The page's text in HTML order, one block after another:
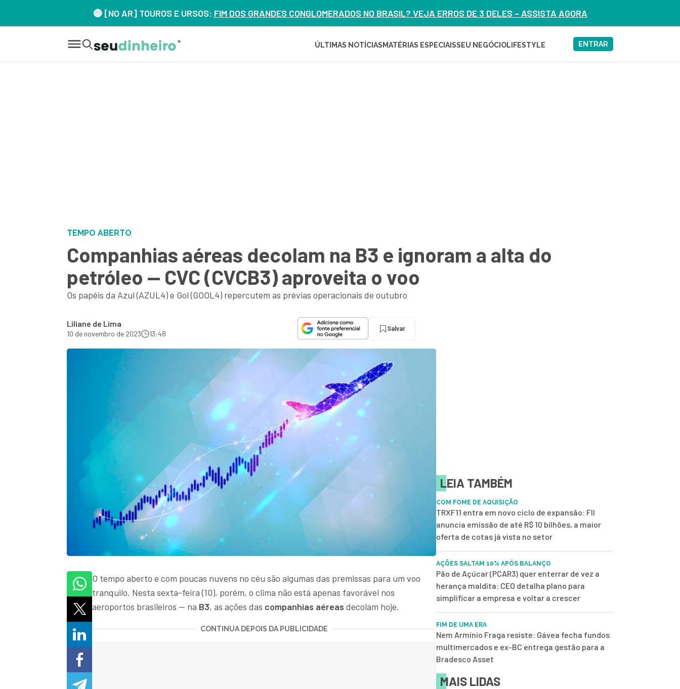
🔴 [NO AR] TOUROS E URSOS: FIM DOS GRANDES CONGLOMERADOS NO BRASIL? VEJA ERROS DE 3 DELES – ASSISTA AGORA
ÚLTIMAS NOTÍCIAS MATÉRIAS ESPECIAISSEU NEGÓCIOLIFESTYLE ENTRAR
TEMPO ABERTO
Companhias aéreas decolam na B3 e ignoram a alta do
petróleo — CVC (CVCB3) aproveita o voo
Os papéis da Azul (AZUL4) e Gol (GOOL4) repercutem as prévias operacionais de outubro
Liliane de Lima
10 de novembro de 2023 13:48
Salvar
O tempo aberto e com poucas nuvens no céu são algumas das premissas para um voo
tranquilo. Nesta sexta-feira (10), porém, o clima não está apenas favorável nos
aeroportos brasileiros — na B3, as ações das companhias aéreas decolam hoje.
CONTINUA DEPOIS DA PUBLICIDADE
LEIA TAMBÉM
COM FOME DE AQUISIÇÃO
TRXF11 entra em novo ciclo de expansão: FII
anuncia emissão de até R$ 10 bilhões, a maior
oferta de cotas já vista no setor
AÇÕES SALTAM 10% APÓS BALANÇO
Pão de Açúcar (PCAR3) quer enterrar de vez a
herança maldita: CEO detalha plano para
simplificar a empresa e voltar a crescer
FIM DE UMA ERA
Nem Armínio Fraga resiste: Gávea fecha fundos
multimercados e ex-BC entrega gestão para a
Bradesco Asset
MAIS LIDAS